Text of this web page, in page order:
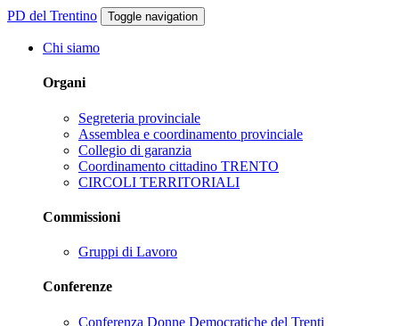
PD del Trentino Toggle navigation
Chi siamo
Organi
Segreteria provinciale
Assemblea e coordinamento provinciale
Collegio di garanzia
Coordinamento cittadino TRENTO
CIRCOLI TERRITORIALI
Commissioni
Gruppi di Lavoro
Conferenze
Conferenza Donne Democratiche del Trenti